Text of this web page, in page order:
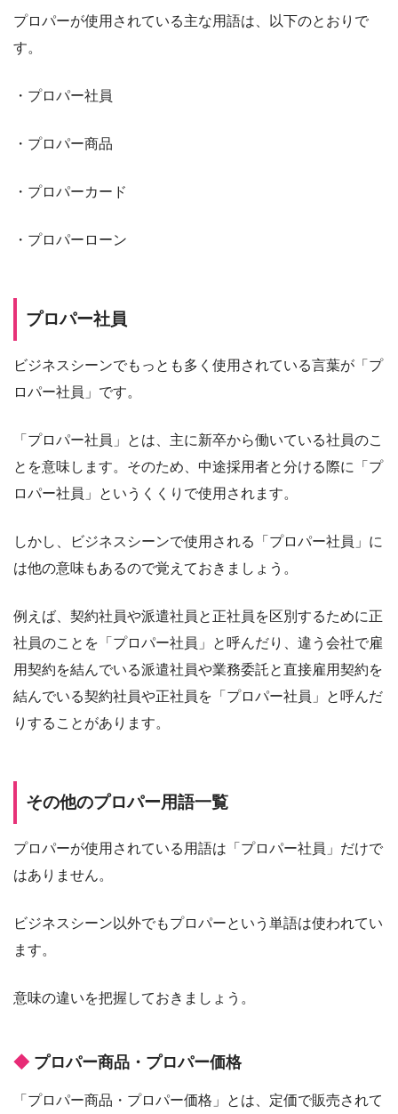
プロパーが使用されている主な用語は、以下のとおりで
す。
・プロパー社員
・プロパー商品
・プロパーカード
・プロパーローン
プロパー社員
ビジネスシーンでもっとも多く使用されている言葉が「プ
ロパー社員」です。
「プロパー社員」とは、主に新卒から働いている社員のこ
とを意味します。そのため、中途採用者と分ける際に「プ
ロパー社員」というくくりで使用されます。
しかし、ビジネスシーンで使用される「プロパー社員」に
は他の意味もあるので覚えておきましょう。
例えば、契約社員や派遣社員と正社員を区別するために正
社員のことを「プロパー社員」と呼んだり、違う会社で雇
用契約を結んでいる派遣社員や業務委託と直接雇用契約を
結んでいる契約社員や正社員を「プロパー社員」と呼んだ
りすることがあります。
その他のプロパー用語一覧
プロパーが使用されている用語は「プロパー社員」だけで
はありません。
ビジネスシーン以外でもプロパーという単語は使われてい
ます。
意味の違いを把握しておきましょう。
プロパー商品・プロパー価格
「プロパー商品・プロパー価格」とは、定価で販売されて